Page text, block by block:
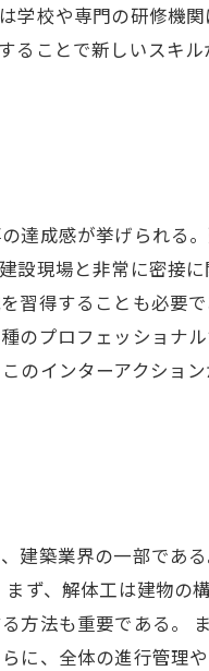
学校や専門の研修機
ることで新しいスキ
達成感が挙げられる
設現場と非常に密接
習得することも必要
のプロフェッショナ
のインターアクショ
建築業界の一部であ
ず、解体工は建物の
方法も重要である。
に、全体の進行管理